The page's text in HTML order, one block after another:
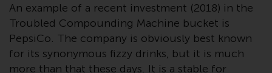
Dementsprechend sind Sie
verpflichtet, sich über solche
Einschränkungen zu informieren
und diese zu beachten. Auf dieser
Website erwähnte Produkte oder
An example of a recent investment (2018) in the
Troubled Compounding Machine bucket is
PepsiCo. The company is obviously best known
for its synonymous fizzy drinks, but it is much
more than that these days. It is a stable for